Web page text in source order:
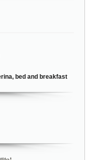
bed and breakfast